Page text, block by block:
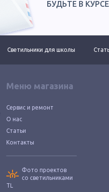
БУДЬТЕ В
Светильники для школы
Меню магазина
Сервис и ремонт
О нас
Статьи
Контакты
Фото проектов
со светильниками
TL